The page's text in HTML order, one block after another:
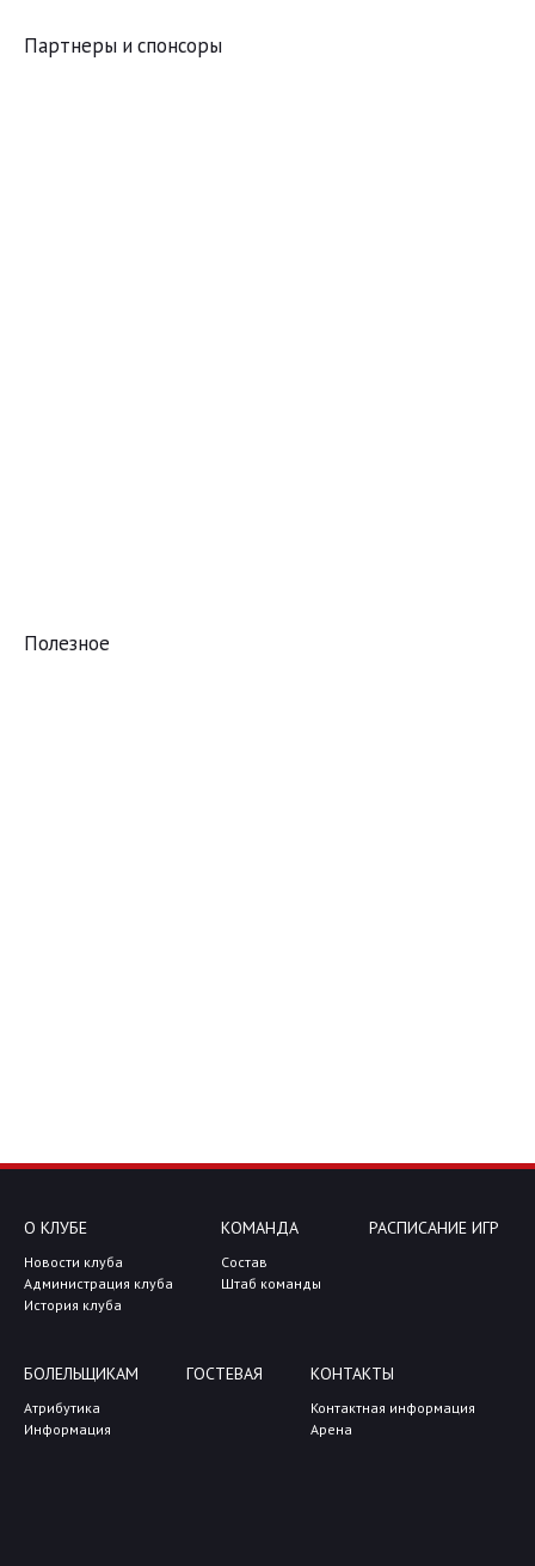
Партнеры и спонсоры
Полезное
О КЛУБЕ
Новости клуба
Администрация клуба
История клуба
КОМАНДА
Состав
Штаб команды
РАСПИСАНИЕ ИГР
БОЛЕЛЬЩИКАМ
Атрибутика
Информация
ГОСТЕВАЯ КОНТАКТЫ
Контактная информация
Арена